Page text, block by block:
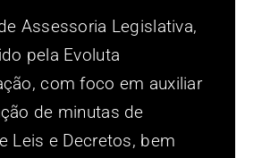
Assessoria Legislativa,
pela Evoluta
com foco em auxiliar
de minutas de
Leis e Decretos, bem